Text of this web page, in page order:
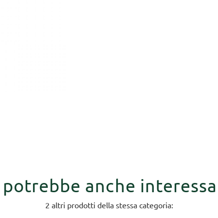
potrebbe anche
2 altri prodotti della stessa categoria: